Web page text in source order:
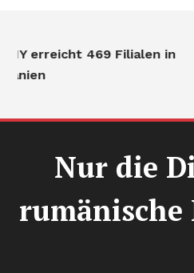
erreicht 469 Filialen in
Nur die
rumänische